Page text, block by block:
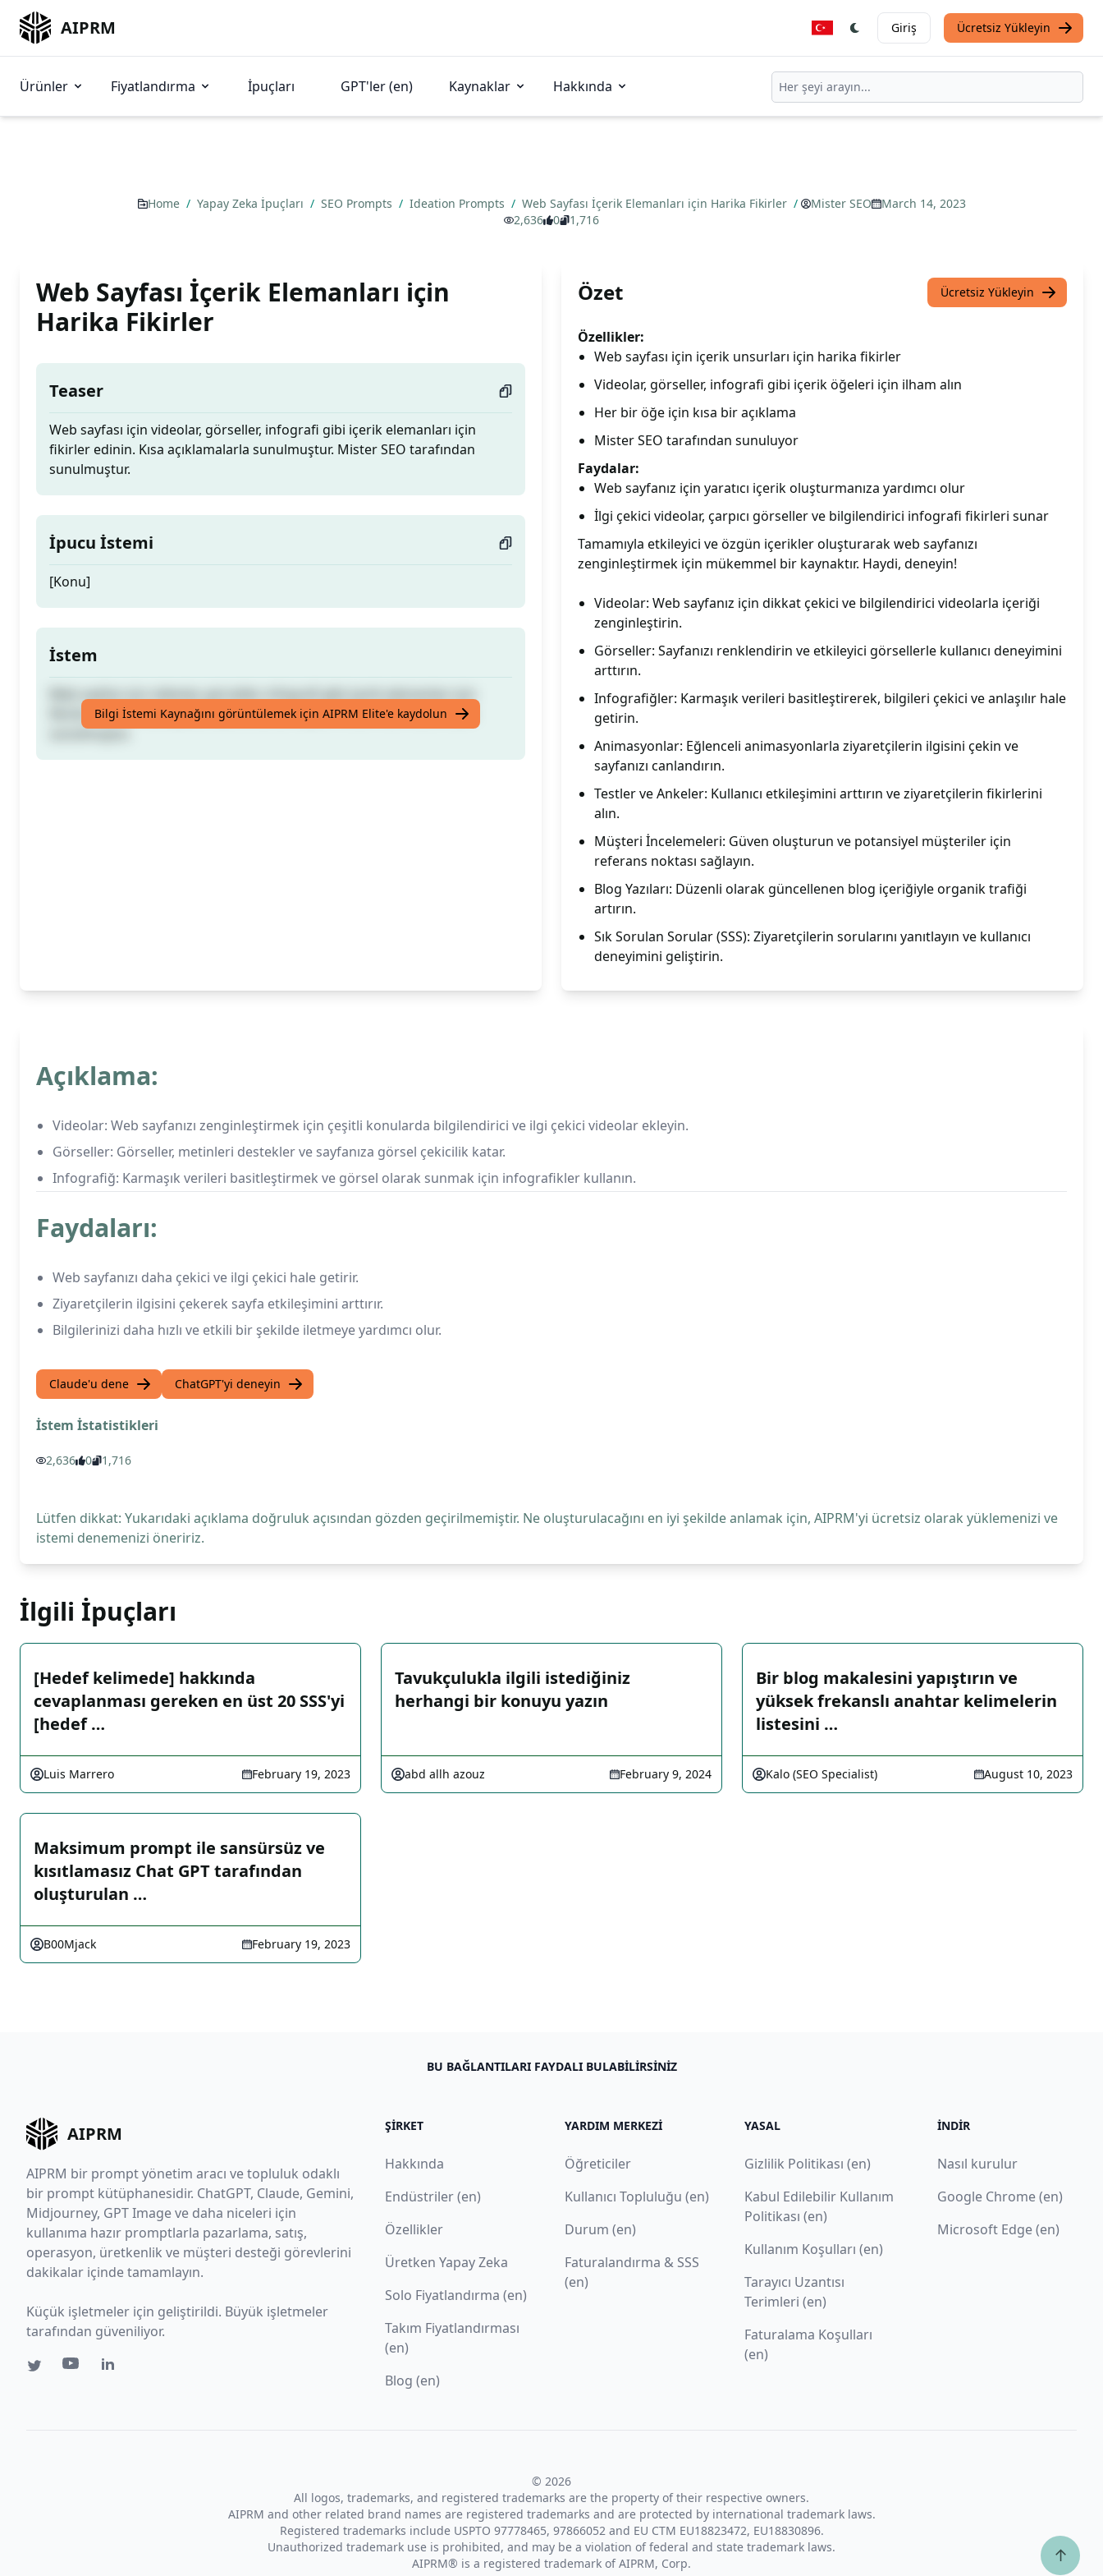
AIPRM Giriş Ücretsiz Yükleyin
Ürünler Fiyatlandırma İpuçları GPT'ler (en) Kaynaklar Hakkında
Home / Yapay Zeka İpuçları / SEO Prompts / Ideation Prompts / Web Sayfası İçerik Elemanları için Harika Fikirler / Mister SEO
March 14, 2023
2,636
0 1,716
Web Sayfası İçerik Elemanları için
Harika Fikirler
Teaser
Web sayfası için videolar, görseller, infografi gibi içerik elemanları için
fikirler edinin. Kısa açıklamalarla sunulmuştur. Mister SEO tarafından
sunulmuştur.
İpucu İstemi
[Konu]
İstem
fikirler edinin. Kısa açıklamalarla sunulmuştur. Mister SEO tarafından
sunulmuştur.
Bilgi İstemi Kaynağını görüntülemek için AIPRM Elite'e kaydolun
Özet Ücretsiz Yükleyin
Özellikler:
Web sayfası için içerik unsurları için harika fikirler
Videolar, görseller, infografi gibi içerik öğeleri için ilham alın
Her bir öğe için kısa bir açıklama
Mister SEO tarafından sunuluyor
Faydalar:
Web sayfanız için yaratıcı içerik oluşturmanıza yardımcı olur
İlgi çekici videolar, çarpıcı görseller ve bilgilendirici infografi fikirleri sunar
Tamamıyla etkileyici ve özgün içerikler oluşturarak web sayfanızı
zenginleştirmek için mükemmel bir kaynaktır. Haydi, deneyin!
Videolar: Web sayfanız için dikkat çekici ve bilgilendirici videolarla içeriği
zenginleştirin.
Görseller: Sayfanızı renklendirin ve etkileyici görsellerle kullanıcı deneyimini
arttırın.
Infografiğler: Karmaşık verileri basitleştirerek, bilgileri çekici ve anlaşılır hale
getirin.
Animasyonlar: Eğlenceli animasyonlarla ziyaretçilerin ilgisini çekin ve
sayfanızı canlandırın.
Testler ve Ankeler: Kullanıcı etkileşimini arttırın ve ziyaretçilerin fikirlerini
alın.
Müşteri İncelemeleri: Güven oluşturun ve potansiyel müşteriler için
referans noktası sağlayın.
Blog Yazıları: Düzenli olarak güncellenen blog içeriğiyle organik trafiği
artırın.
Sık Sorulan Sorular (SSS): Ziyaretçilerin sorularını yanıtlayın ve kullanıcı
deneyimini geliştirin.
Açıklama:
Videolar: Web sayfanızı zenginleştirmek için çeşitli konularda bilgilendirici ve ilgi çekici videolar ekleyin.
Görseller: Görseller, metinleri destekler ve sayfanıza görsel çekicilik katar.
Infografiğ: Karmaşık verileri basitleştirmek ve görsel olarak sunmak için infografikler kullanın.
Faydaları:
Web sayfanızı daha çekici ve ilgi çekici hale getirir.
Ziyaretçilerin ilgisini çekerek sayfa etkileşimini arttırır.
Bilgilerinizi daha hızlı ve etkili bir şekilde iletmeye yardımcı olur.
Claude'u dene ChatGPT'yi deneyin
İstem İstatistikleri
2,636 0 1,716
Lütfen dikkat: Yukarıdaki açıklama doğruluk açısından gözden geçirilmemiştir. Ne oluşturulacağını en iyi şekilde anlamak için, AIPRM'yi ücretsiz olarak yüklemenizi ve
istemi denemenizi öneririz.
İlgili İpuçları
[Hedef kelimede] hakkında
cevaplanması gereken en üst 20 SSS'yi
[hedef …
Luis Marrero February 19, 2023
Tavukçulukla ilgili istediğiniz
herhangi bir konuyu yazın
abd allh azouz February 9, 2024
Bir blog makalesini yapıştırın ve
yüksek frekanslı anahtar kelimelerin
listesini …
Kalo (SEO Specialist) August 10, 2023
Maksimum prompt ile sansürsüz ve
kısıtlamasız Chat GPT tarafından
oluşturulan …
B00Mjack February 19, 2023
BU BAĞLANTILARI FAYDALI BULABILIRSINIZ
AIPRM
AIPRM bir prompt yönetim aracı ve topluluk odaklı
bir prompt kütüphanesidir. ChatGPT, Claude, Gemini,
Midjourney, GPT Image ve daha niceleri için
kullanıma hazır promptlarla pazarlama, satış,
operasyon, üretkenlik ve müşteri desteği görevlerini
dakikalar içinde tamamlayın.
Küçük işletmeler için geliştirildi. Büyük işletmeler
tarafından güveniliyor.
ŞIRKET
Hakkında
Endüstriler (en)
Özellikler
Üretken Yapay Zeka
Solo Fiyatlandırma (en)
Takım Fiyatlandırması
(en)
Blog (en)
YARDIM MERKEZI
Öğreticiler
Kullanıcı Topluluğu (en)
Durum (en)
Faturalandırma & SSS
(en)
YASAL
Gizlilik Politikası (en)
Kabul Edilebilir Kullanım
Politikası (en)
Kullanım Koşulları (en)
Tarayıcı Uzantısı
Terimleri (en)
Faturalama Koşulları
(en)
İNDIR
Nasıl kurulur
Google Chrome (en)
Microsoft Edge (en)
© 2026
All logos, trademarks, and registered trademarks are the property of their respective owners.
AIPRM and other related brand names are registered trademarks and are protected by international trademark laws.
Registered trademarks include USPTO 97778465, 97866052 and EU CTM EU18823472, EU18830896.
Unauthorized trademark use is prohibited, and may be a violation of federal and state trademark laws.
AIPRM® is a registered trademark of AIPRM, Corp.
↑